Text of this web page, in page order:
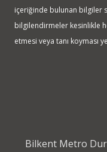
içeriğinde bulunan bilgiler
bilgilendirmeler kesinlikle
etmesi veya tanı koyması
Bilkent Metro